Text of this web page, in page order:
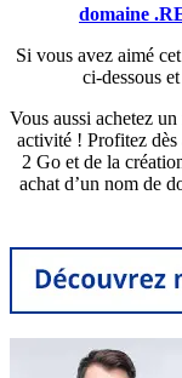
domaine
Si vous avez aimé
ci-dessous
Vous aussi achetez
activité ! Profitez dès
2 Go et de la
achat d’un nom de